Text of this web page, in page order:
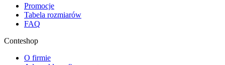
Promocje
Tabela rozmiarów
FAQ
Conteshop
O firmie